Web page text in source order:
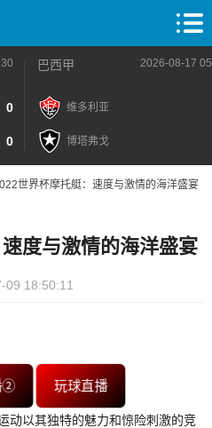
0
0
巴西甲 2026-08-17
维多利亚
博塔弗戈
世界杯摩托艇：速度与激情的海洋盛宴
度与激情的海洋盛宴
09 18:50:11
② 玩球直播
动以其独特的魅力和惊险刺激的竞